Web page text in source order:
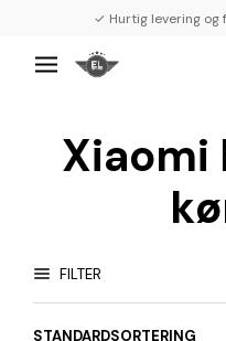
✓ Hurtig levering og
Xiaomi
FILTER